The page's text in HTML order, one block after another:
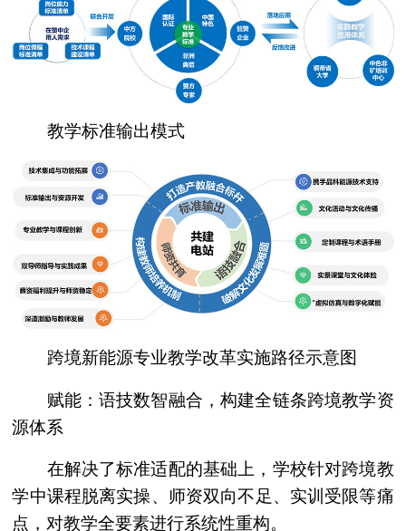
教学标准输出模式
跨境新能源专业教学改革实施路径示意图
赋能：语技数智融合，构建全链条跨境教学资
源体系
在解决了标准适配的基础上，学校针对跨境教
学中课程脱离实操、师资双向不足、实训受限等痛
点，对教学全要素进行系统性重构。